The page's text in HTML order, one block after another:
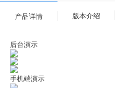
产品详情 版本介绍
后台演示
手机端演示